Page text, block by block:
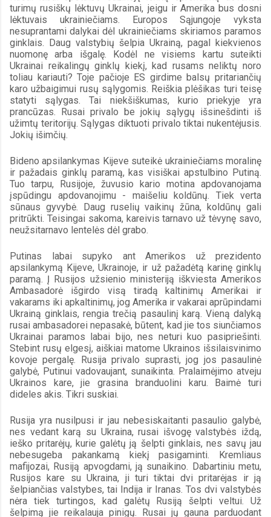
turimų rusiškų lėktuvų Ukrainai, jeigu ir Amerika bus dosni
lėktuvais ukrainiečiams. Europos Sąjungoje vyksta
nesuprantami dalykai dėl ukrainiečiams skiriamos paramos
ginklais. Daug valstybių šelpia Ukrainą, pagal kiekvienos
nuomonę arba išgalę. Kodėl ne visiems kartu suteikti
Ukrainai reikalingų ginklų kiekį, kad rusams neliktų noro
toliau kariauti? Toje pačioje ES girdime balsų pritariančių
karo užbaigimui rusų sąlygomis. Reiškia plėšikas turi teisę
statyti sąlygas. Tai niekšiškumas, kurio priekyje yra
prancūzas. Rusai privalo be jokių sąlygų išsinešdinti iš
užimtų teritorijų. Sąlygas diktuoti privalo tiktai nukentėjusis.
Jokių išimčių.
Bideno apsilankymas Kijeve suteikė ukrainiečiams moralinę
ir pažadais ginklų paramą, kas visiškai apstulbino Putiną.
Tuo tarpu, Rusijoje, žuvusio kario motina apdovanojama
įspūdingu apdovanojimu - maišeliu koldūnų. Tiek verta
sūnaus gyvybė. Daug ruselių vaikinų žūna, koldūnų gali
pritrūkti. Teisingai sakoma, kareivis tarnavo už tėvynę savo,
neužsitarnavo lentelės dėl grabo.
Putinas labai supyko ant Amerikos už prezidento
apsilankymą Kijeve, Ukrainoje, ir už pažadėtą karinę ginklų
paramą. Į Rusijos užsienio ministeriją iškviesta Amerikos
Ambasadorė išgirdo visą tiradą kaltinimų Amerikai ir
vakarams iki apkaltinimų, jog Amerika ir vakarai aprūpindami
Ukrainą ginklais, rengia trečią pasaulinį karą. Vieną dalyką
rusai ambasadorei nepasakė, būtent, kad jie tos siunčiamos
Ukrainai paramos labai bijo, nes neturi kuo pasipriešinti.
Stebint rusų elgesį, aiškiai matome Ukrainos išsilaisvinimo
kovoje pergalę. Rusija privalo suprasti, jog jos pasaulinė
galybė, Putinui vadovaujant, sunaikinta. Pralaimėjimo atveju
Ukrainos kare, jie grasina branduolini karu. Baimė turi
dideles akis. Tikri suskiai.
Rusija yra nusilpusi ir jau nebesiskaitanti pasaulio galybė,
nes vedant karą su Ukraina, rusai išvogę valstybės iždą,
ieško pritarėjų, kurie galėtų ją šelpti ginklais, nes savų jau
nebesugeba pakankamą kiekį pasigaminti. Kremliaus
mafijozai, Rusiją apvogdami, ją sunaikino. Dabartiniu metu,
Rusijos kare su Ukraina, ji turi tiktai dvi pritarėjas ir ją
šelpiančias valstybes, tai Indija ir Iranas. Tos dvi valstybės
nėra tiek turtingos, kad galėtų Rusiją šelpti veltui. Už
šelpimą jie reikalauja pinigų. Rusai jų gauna parduodant